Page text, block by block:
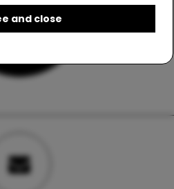
and close